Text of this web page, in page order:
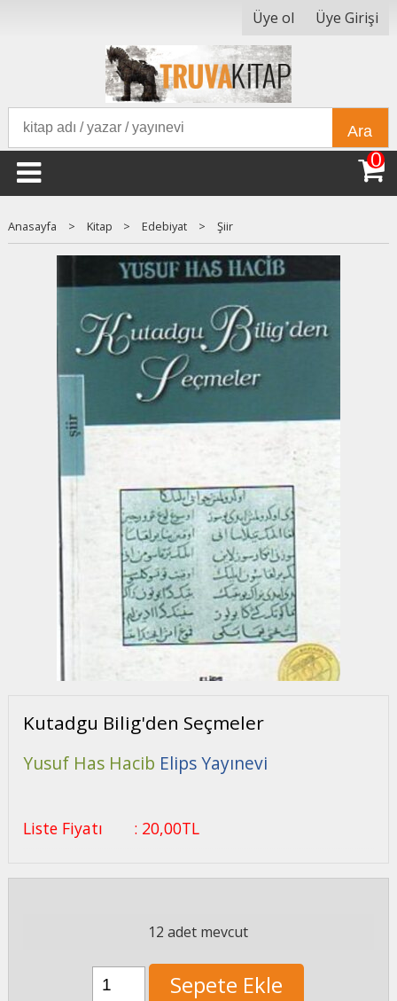
Üye ol Üye Girişi
Ara
0
Anasayfa > Kitap > Edebiyat > Şiir
Kutadgu Bilig'den Seçmeler
Yusuf Has Hacib Elips Yayınevi
Liste Fiyatı : 20,00TL
12 adet mevcut
Sepete Ekle